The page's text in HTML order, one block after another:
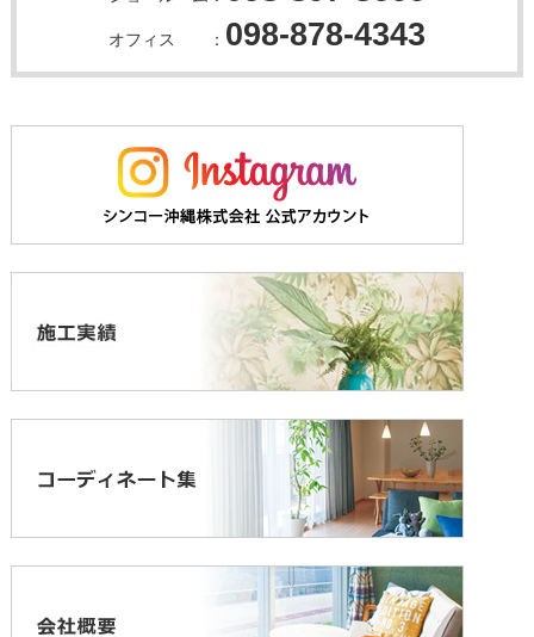
オフィス ： 098-878-4343